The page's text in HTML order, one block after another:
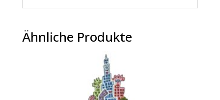
Ähnliche Produkte